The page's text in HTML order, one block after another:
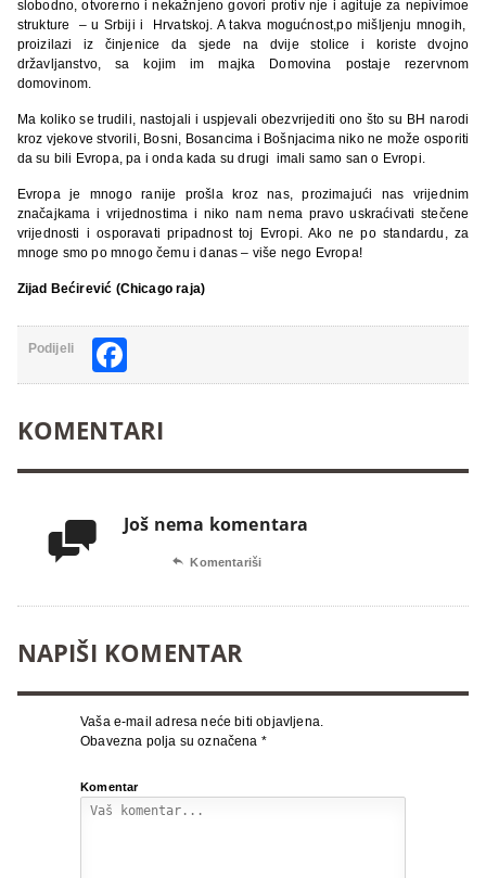
slobodno, otvorerno i nekažnjeno govori protiv nje i agituje za nepivimoe
strukture – u Srbiji i Hrvatskoj. A takva mogućnost,po mišljenju mnogih,
proizilazi iz činjenice da sjede na dvije stolice i koriste dvojno
državljanstvo, sa kojim im majka Domovina postaje rezervnom
domovinom.
Ma koliko se trudili, nastojali i uspjevali obezvrijediti ono što su BH narodi
kroz vjekove stvorili, Bosni, Bosancima i Bošnjacima niko ne može osporiti
da su bili Evropa, pa i onda kada su drugi imali samo san o Evropi.
Evropa je mnogo ranije prošla kroz nas, prozimajući nas vrijednim
značajkama i vrijednostima i niko nam nema pravo uskraćivati stečene
vrijednosti i osporavati pripadnost toj Evropi. Ako ne po standardu, za
mnoge smo po mnogo čemu i danas – više nego Evropa!
Zijad Bećirević (Chicago raja)
Podijeli
KOMENTARI
 Još nema komentara
 Komentariši
NAPIŠI KOMENTAR
Vaša e-mail adresa neće biti objavljena.
Obavezna polja su označena *
Komentar